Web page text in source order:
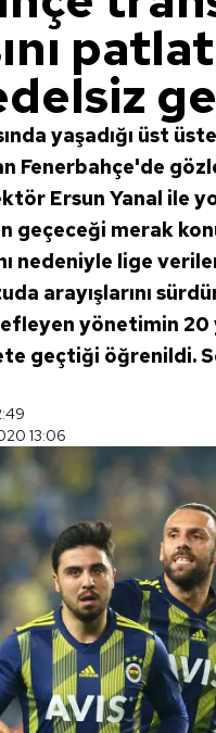
yaşadığı üst
Fenerbahçe'de
Ersun Yanal ile
geçeceği merak
nedeniyle lige
arayışlarını
yönetimin 20
geçtiği öğrenildi.
13:06